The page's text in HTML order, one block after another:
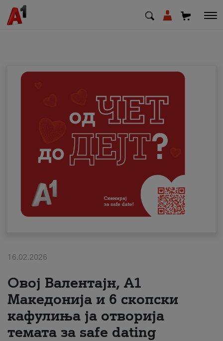
Деловни
Поддршка
Надополни кредит
Плати сметка
#ПодобарОнлајн
16.02.2026
Овој Валентајн, A1
Македонија и 6 скопски
кафулиња ја отворија
темата за safe dating